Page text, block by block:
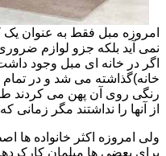
امروزه مبل فقط به عنوان
نمی آید بلکه جزو لوازم
اگر در خانه ای مبل وجود داشت
خانه)گذاشته می شد و در
رنگی روی آن پهن می کردند
از آنها را نداشتند مگر زمانی
ولی امروزه اکثر خانواده ها
برای بعضی ها مبلمان